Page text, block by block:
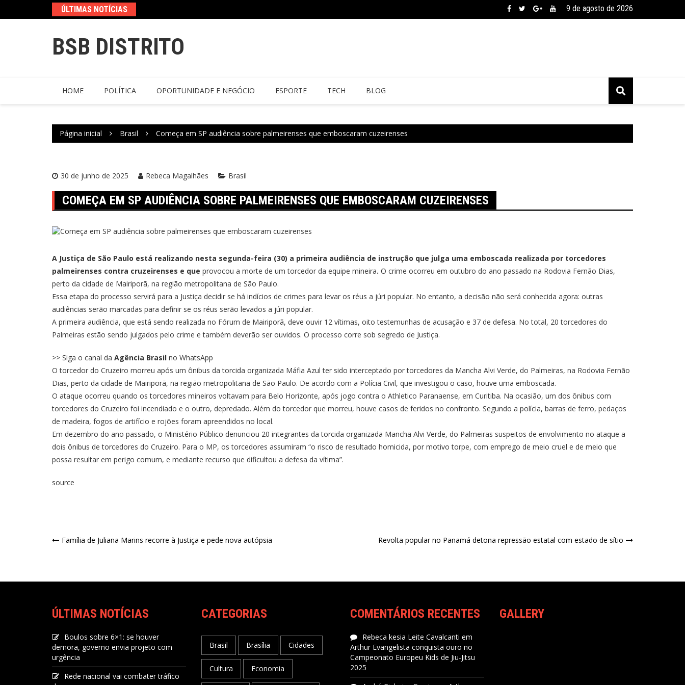
ÚLTIMAS NOTÍCIAS 9 de agosto de 2026
BSB DISTRITO
HOME POLÍTICA OPORTUNIDADE E NEGÓCIO ESPORTE TECH BLOG
Página inicial Brasil Começa em SP audiência sobre palmeirenses que emboscaram cuzeirenses
30 de junho de 2025 Rebeca Magalhães Brasil
COMEÇA EM SP AUDIÊNCIA SOBRE PALMEIRENSES QUE EMBOSCARAM CUZEIRENSES
A Justiça de São Paulo está realizando nesta segunda-feira (30) a primeira audiência de instrução que julga uma emboscada realizada por torcedores
palmeirenses contra cruzeirenses e que provocou a morte de um torcedor da equipe mineira. O crime ocorreu em outubro do ano passado na Rodovia Fernão Dias,
perto da cidade de Mairiporã, na região metropolitana de São Paulo.
Essa etapa do processo servirá para a Justiça decidir se há indícios de crimes para levar os réus a júri popular. No entanto, a decisão não será conhecida agora: outras
audiências serão marcadas para definir se os réus serão levados a júri popular.
A primeira audiência, que está sendo realizada no Fórum de Mairiporã, deve ouvir 12 vítimas, oito testemunhas de acusação e 37 de defesa. No total, 20 torcedores do
Palmeiras estão sendo julgados pelo crime e também deverão ser ouvidos. O processo corre sob segredo de Justiça.
>> Siga o canal da Agência Brasil no WhatsApp
O torcedor do Cruzeiro morreu após um ônibus da torcida organizada Máfia Azul ter sido interceptado por torcedores da Mancha Alvi Verde, do Palmeiras, na Rodovia Fernão
Dias, perto da cidade de Mairiporã, na região metropolitana de São Paulo. De acordo com a Polícia Civil, que investigou o caso, houve uma emboscada.
O ataque ocorreu quando os torcedores mineiros voltavam para Belo Horizonte, após jogo contra o Athletico Paranaense, em Curitiba. Na ocasião, um dos ônibus com
torcedores do Cruzeiro foi incendiado e o outro, depredado. Além do torcedor que morreu, houve casos de feridos no confronto. Segundo a polícia, barras de ferro, pedaços
de madeira, fogos de artifício e rojões foram apreendidos no local.
Em dezembro do ano passado, o Ministério Público denunciou 20 integrantes da torcida organizada Mancha Alvi Verde, do Palmeiras suspeitos de envolvimento no ataque a
dois ônibus de torcedores do Cruzeiro. Para o MP, os torcedores assumiram “o risco de resultado homicida, por motivo torpe, com emprego de meio cruel e de meio que
possa resultar em perigo comum, e mediante recurso que dificultou a defesa da vítima”.
source
Família de Juliana Marins recorre à Justiça e pede nova autópsia Revolta popular no Panamá detona repressão estatal com estado de sítio
ÚLTIMAS NOTÍCIAS
Boulos sobre 6×1: se houver
demora, governo envia projeto com
urgência
Rede nacional vai combater tráfico
CATEGORIAS
Brasil Brasília Cidades
Cultura Economia
COMENTÁRIOS RECENTES
Rebeca kesia Leite Cavalcanti em
Arthur Evangelista conquista ouro no
Campeonato Europeu Kids de Jiu-Jitsu
2025
GALLERY